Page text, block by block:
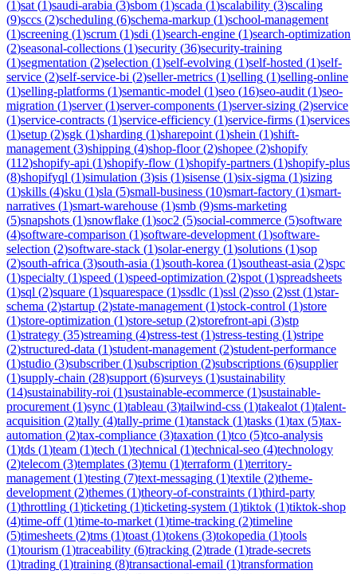
(1)sat (1)saudi-arabia (3)sbom (1)scada (1)scalability (3)scaling
(9)sccs (2)scheduling (6)schema-markup (1)school-management
(1)screening (1)scrum (1)sdi (1)search-engine (1)search-optimization
(2)seasonal-collections (1)security (36)security-training
(1)segmentation (2)selection (1)self-evolving (1)self-hosted (1)self-
service (2)self-service-bi (2)seller-metrics (1)selling (1)selling-online
(1)selling-platforms (1)semantic-model (1)seo (16)seo-audit (1)seo-
migration (1)server(1)server-components (1)server-sizing (2)service
(1)service-contracts (1)service-efficiency (1)service-firms (1)services
(1)setup (2)sgk (1)sharding (1)sharepoint (1)shein (1)shift-
management (3)shipping (4)shop-floor(2)shopee (2)shopify
(112)shopify-api (1)shopify-flow (1)shopify-partners (1)shopify-plus
(8)shopifyql (1)simulation (3)sis (1)sisense (1)six-sigma (1)sizing
(1)skills (4)sku (1)sla (5)small-business (10)smart-factory (1)smart-
narratives (1)smart-warehouse (1)smb (9)sms-marketing
(5)snapshots (1)snowflake (1)soc2 (5)social-commerce (5)software
(4)software-comparison (1)software-development (1)software-
selection (2)software-stack (1)solar-energy (1)solutions (1)sop
(2)south-africa (3)south-asia (1)south-korea (1)southeast-asia (2)spc
(1)specialty (1)speed (1)speed-optimization (2)spot (1)spreadsheets
(1)sql (2)square (1)squarespace (1)ssdlc (1)ssl (2)sso (2)sst (1)star-
schema (2)startup (2)state-management (1)stock-control (1)store
(1)store-optimization (1)store-setup (2)storefront-api (3)stp
(1)strategy (35)streaming (4)stress-test (1)stress-testing (1)stripe
(2)structured-data (1)student-management (2)student-performance
(1)studio (3)subscriber(1)subscription (2)subscriptions (6)supplier
(1)supply-chain (28)support (6)surveys (1)sustainability
(14)sustainability-roi (1)sustainable-ecommerce (1)sustainable-
procurement (1)sync (1)tableau (3)tailwind-css (1)takealot (1)talent-
acquisition (2)tally (4)tally-prime (1)tanstack (1)tasks (1)tax (5)tax-
automation (2)tax-compliance (3)taxation (1)tco (5)tco-analysis
(1)tds (1)team (1)tech (1)technical (1)technical-seo (4)technology
(2)telecom (3)templates (3)temu (1)terraform (1)territory-
management (1)testing (7)text-messaging (1)textile (2)theme-
development (2)themes (1)theory-of-constraints (1)third-party
(1)throttling (1)ticketing (1)ticketing-system (1)tiktok (1)tiktok-shop
(4)time-off(1)time-to-market (1)time-tracking (2)timeline
(5)timesheets (2)tms (1)toast (1)tokens (3)tokopedia (1)tools
(1)tourism (1)traceability (6)tracking (2)trade (1)trade-secrets
(1)trading (1)training (8)transactional-email (1)transformation